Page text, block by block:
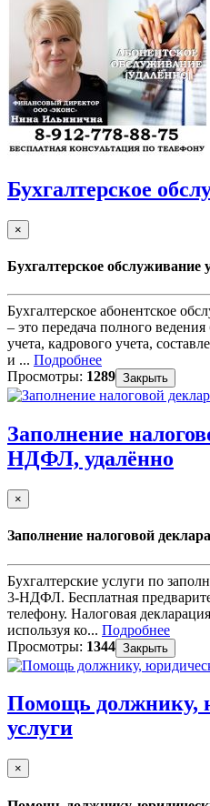
Бухгалтерское
×
Бухгалтерское обслуживание
Бухгалтерское абонентское
– это передача полного
учета, кадрового учета,
и ... Подробнее
Просмотры: 1289 Закрыть
Заполнение
НДФЛ, удалённо
×
Заполнение налоговой
Бухгалтерские услуги по
3-НДФЛ. Бесплатная
телефону. Налоговая
используя ко... Подробнее
Просмотры: 1344 Закрыть
Помощь должнику,
услуги
×